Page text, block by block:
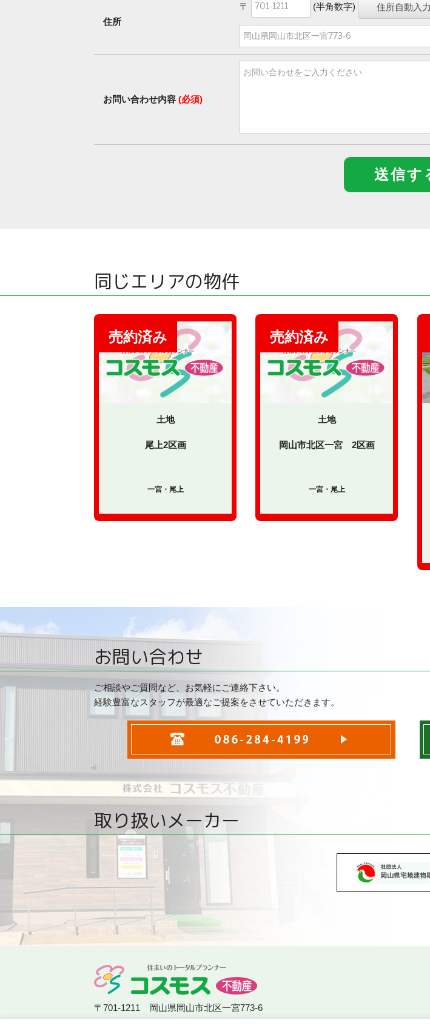
住所
〒 (半角数字)
お問い合わせ内容 (必須)
同じエリアの物件
土地
尾上2区画
一宮・尾上
土地
岡山市北区一宮 2区画
一宮・尾上
お問い合わせ
ご相談やご質問など、お気軽にご連絡下さい。
経験豊富なスタッフが最適なご提案をさせていただきます。
取り扱いメーカー
〒701-1211 岡山県岡山市北区一宮773-6
TEL：086-284-4199/ FAX：086-284-4198